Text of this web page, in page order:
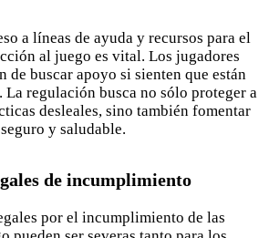
a líneas de ayuda y recursos para el
al juego es vital. Los jugadores
de buscar apoyo si sienten que están
regulación busca no sólo proteger a
desleales, sino también fomentar
y saludable.
de incumplimiento
por el incumplimiento de las